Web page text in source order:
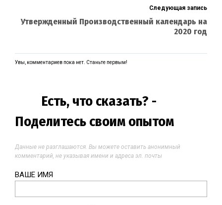
Следующая запись
Утвержденный Производственный календарь на
2020 год
Увы, комментариев пока нет. Станьте первым!
Есть, что сказать? -
Поделитесь своим опытом
Данные не разглашаются. Вы можете оставить анонимный
комментарий, не указывая имени и адреса эл. почты
ВАШЕ ИМЯ